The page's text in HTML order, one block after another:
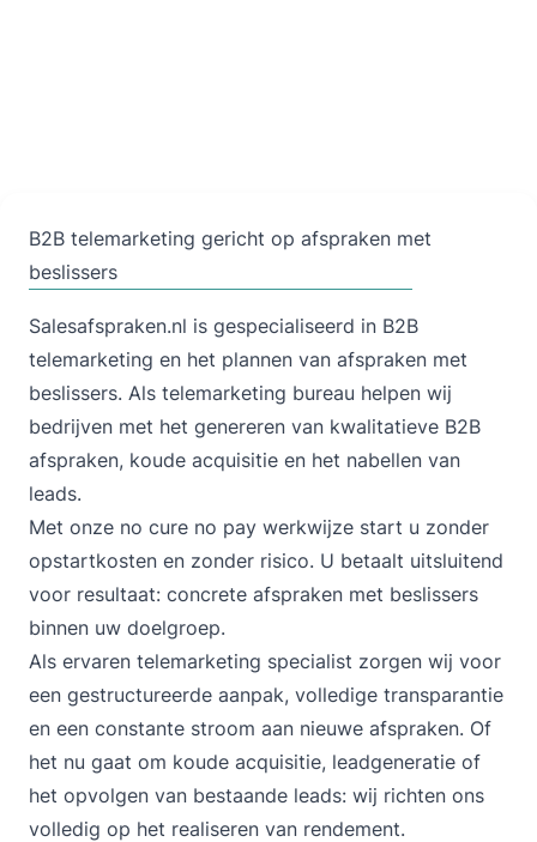
B2B telemarketing gericht op afspraken met
beslissers
Salesafspraken.nl is gespecialiseerd in B2B
telemarketing en het plannen van afspraken met
beslissers. Als telemarketing bureau helpen wij
bedrijven met het genereren van kwalitatieve B2B
afspraken, koude acquisitie en het nabellen van
leads.
Met onze no cure no pay werkwijze start u zonder
opstartkosten en zonder risico. U betaalt uitsluitend
voor resultaat: concrete afspraken met beslissers
binnen uw doelgroep.
Als ervaren telemarketing specialist zorgen wij voor
een gestructureerde aanpak, volledige transparantie
en een constante stroom aan nieuwe afspraken. Of
het nu gaat om koude acquisitie, leadgeneratie of
het opvolgen van bestaande leads: wij richten ons
volledig op het realiseren van rendement.
Vraag advies aan